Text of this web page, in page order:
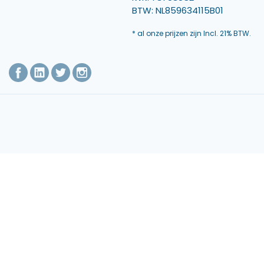
BTW: NL859634115B01
* al onze prijzen zijn Incl. 21% BTW.